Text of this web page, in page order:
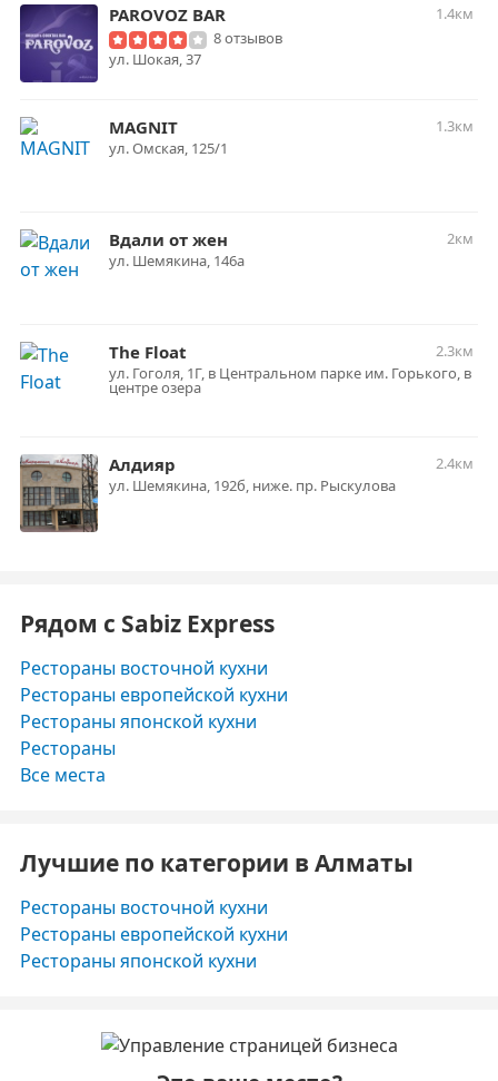
PAROVOZ BAR
1.4км
8 отзывов
ул. Шокая, 37
MAGNIT
1.3км
ул. Омская, 125/1
Вдали от жен
2км
ул. Шемякина, 146а
The Float
2.3км
ул. Гоголя, 1Г, в Центральном парке им. Горького, в
центре озера
Алдияр
2.4км
ул. Шемякина, 192б, ниже. пр. Рыскулова
Рядом с Sabiz Express
Рестораны восточной кухни
Рестораны европейской кухни
Рестораны японской кухни
Рестораны
Все места
Лучшие по категории в Алматы
Рестораны восточной кухни
Рестораны европейской кухни
Рестораны японской кухни